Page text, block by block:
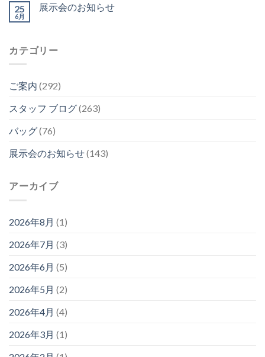
25
6月
展示会のお知らせ
カテゴリー
ご案内 (292)
スタッフ ブログ(263)
バッグ(76)
展示会のお知らせ(143)
アーカイブ
2026年8月 (1)
2026年7月 (3)
2026年6月 (5)
2026年5月 (2)
2026年4月 (4)
2026年3月 (1)